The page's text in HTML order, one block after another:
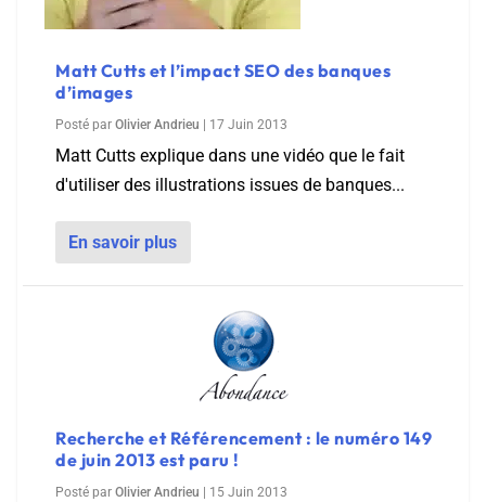
Matt Cutts et l’impact SEO des banques
d’images
Posté par Olivier Andrieu 17 Juin 2013
Matt Cutts explique dans une vidéo que le fait
d'utiliser des illustrations issues de banques...
En savoir plus
Recherche et Référencement : le numéro 149
de juin 2013 est paru !
Posté par Olivier Andrieu 15 Juin 2013